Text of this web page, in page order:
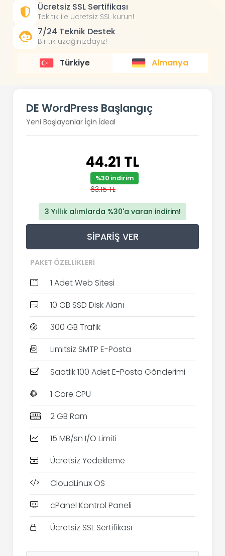
Ücretsiz SSL Sertifikası
Tek tık ile ücretsiz SSL kurun!
7/24 Teknik Destek
Bir tık uzağınızdayız!
Türkiye Almanya
DE WordPress Başlangıç
Yeni Başlayanlar İçin İdeal
44.21 TL
%30 indirim
63.15 TL
3 Yıllık alımlarda %30'a varan indirim!
SIPARIŞ VER
PAKET ÖZELLIKLERI
1 Adet Web Sitesi
10 GB SSD Disk Alanı
300 GB Trafik
Limitsiz SMTP E-Posta
Saatlik 100 Adet E-Posta Gönderimi
1 Core CPU
2 GB Ram
15 MB/sn I/O Limiti
Ücretsiz Yedekleme
CloudLinux OS
cPanel Kontrol Paneli
Ücretsiz SSL Sertifikası